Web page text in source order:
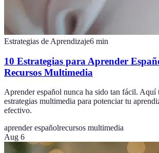
Estrategias de Aprendizaje6 min
10 Estrategias para Aprender
Recursos Multimedia
Aprender español nunca ha sido tan fácil. Aquí
estrategias multimedia para potenciar tu
efectivo.
aprender españolrecursos multimedia
Aug 6